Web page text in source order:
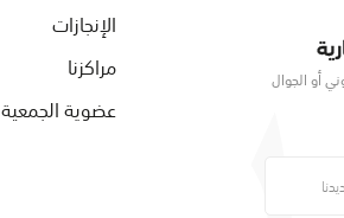
أو الجوال
الإنجازات
مراكزنا
عضوية الجمعية